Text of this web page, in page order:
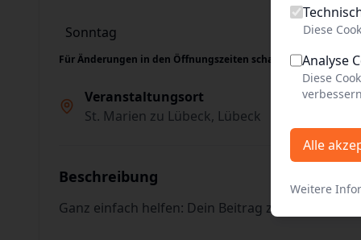
Sonntag 11:00 - 18:00
Für Änderungen in den Öffnungszeiten schauen Sie bitte
Veranstaltungsort
St. Marien zu Lübeck, Lübeck
Beschreibung
Ganz einfach helfen: Dein Beitrag zur Erhaltung
Diese
Analyse
Diese
Alle
Weitere